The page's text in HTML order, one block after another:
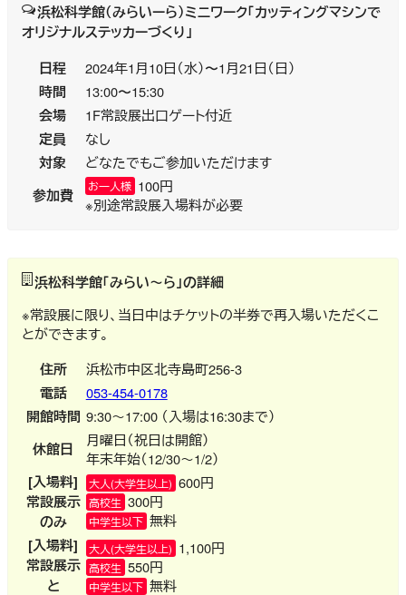
浜松科学館（みらいーら）ミニワーク「カッティングマシンで
オリジナルステッカーづくり」
日程
2024年1月10日（水）〜1月21日（日）
時間 13:00〜15:30
会場 1F常設展出口ゲート付近
定員 なし
対象 どなたでもご参加いただけます
参加費 お一人様 100円
※別途常設展入場料が必要
浜松科学館「みらい～ら」の詳細
※常設展に限り、当日中はチケットの半券で再入場いただくこ
とができます。
住所 浜松市中区北寺島町256-3
電話 053-454-0178
開館時間 9:30～17:00 （入場は16:30まで）
休館日
月曜日（祝日は開館）
年末年始（12/30～1/2）
[入場料]
常設展示
のみ
大人(大学生以上) 600円
高校生 300円
中学生以下 無料
[入場料]
常設展示
と
大人(大学生以上) 1,100円
高校生 550円
中学生以下 無料